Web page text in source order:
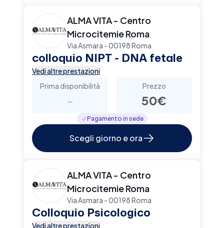
ALMA VITA - Centro
Microcitemie Roma
Via Asmara - 00198 Roma
colloquio NIPT - DNA fetale
Vedi altre prestazioni
Prima disponibilità
-
Prezzo
50€
Pagamento in sede
Scegli giorno e ora
ALMA VITA - Centro
Microcitemie Roma
Via Asmara - 00198 Roma
Colloquio Psicologico
Vedi altre prestazioni